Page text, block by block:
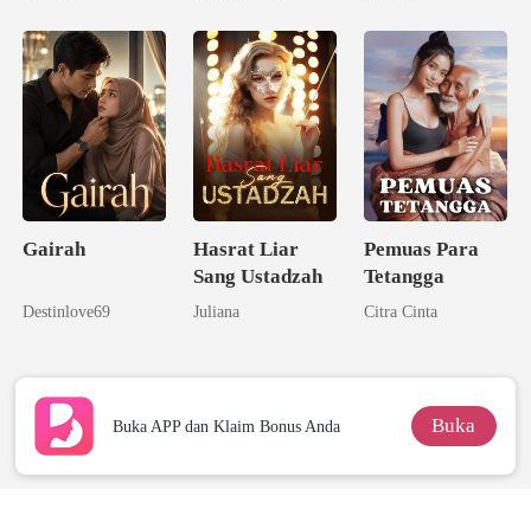
Gairah
Destinlove69
Hasrat Liar
Sang Ustadzah
Juliana
Pemuas Para
Tetangga
Citra Cinta
Buka APP dan Klaim Bonus Anda Buka